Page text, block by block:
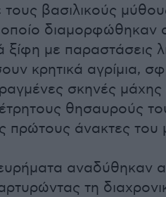
βασιλικούς
διαμορφώθηκαν
ξίφη με παραστάσεις
κρητικά αγρίμια,
σκηνές
θησαυρούς
πρώτους άνακτες του
αναδύθηκαν
τη